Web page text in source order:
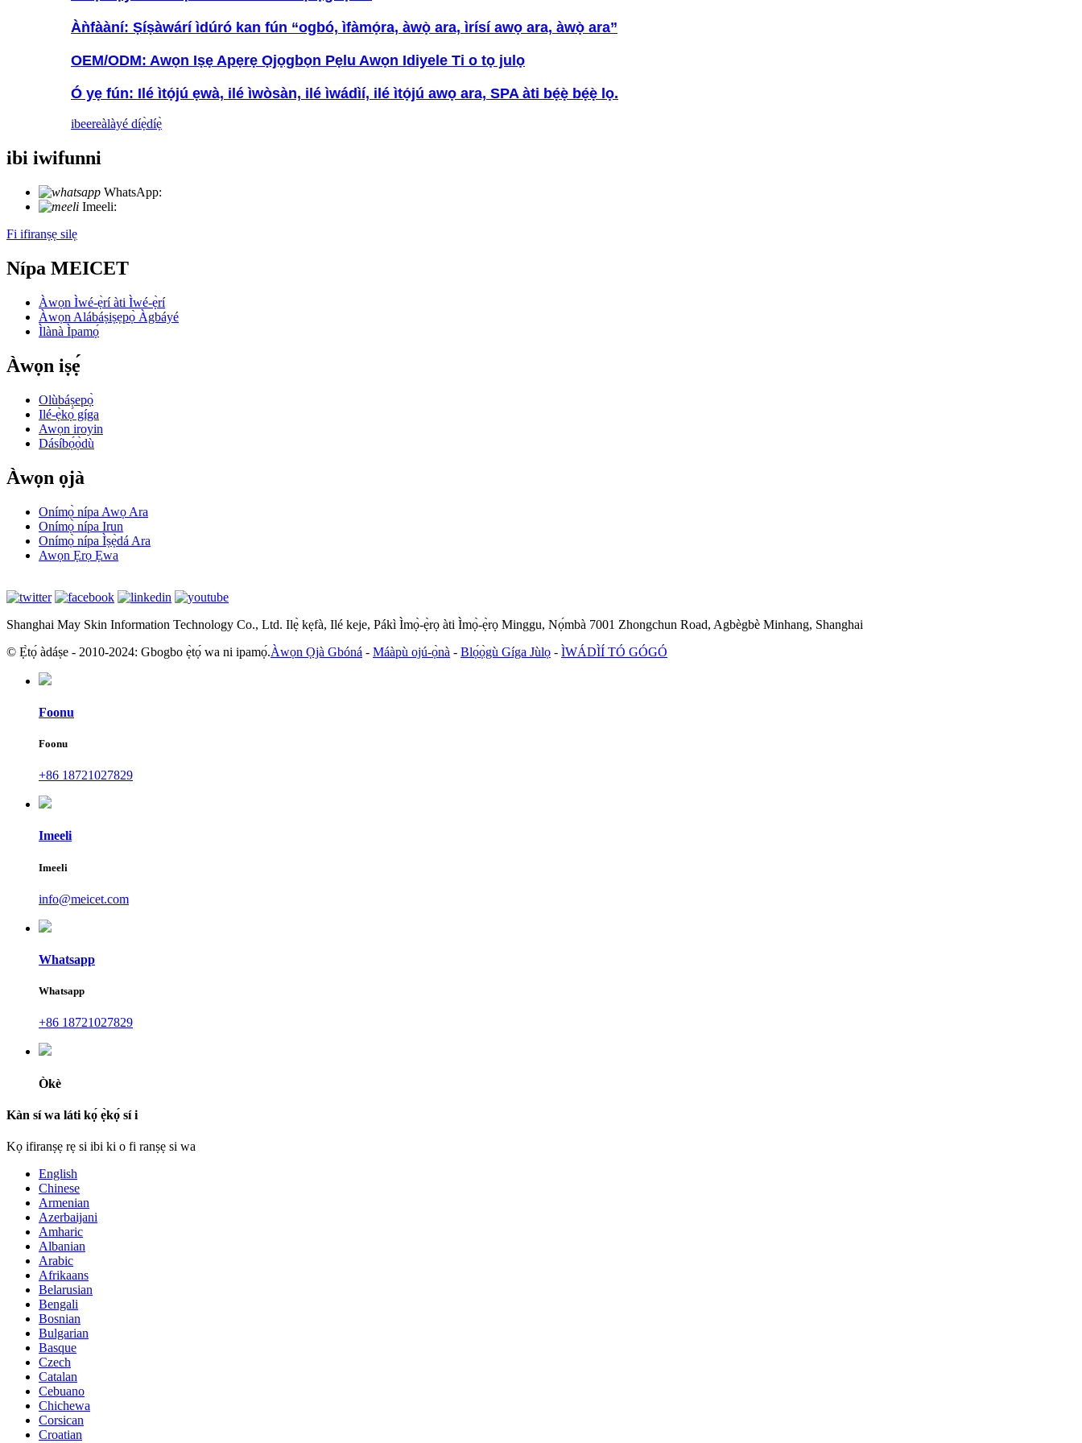
Àǹfààní: Ṣíṣàwárí ìdúró kan fún “ogbó, ìfàmọ́ra, àwọ̀ ara, ìrísí awọ ara, àwọ̀ ara”
OEM/ODM: Awọn Iṣẹ Apẹrẹ Ọjọgbọn Pẹlu Awọn Idiyele Ti o tọ julọ
Ó yẹ fún: Ilé ìtọ́jú ẹwà, ilé ìwòsàn, ilé ìwádìí, ilé ìtọ́jú awọ ara, SPA àti bẹ́ẹ̀ bẹ́ẹ̀ lọ.
ibeereàlàyé díẹ̀díẹ̀
ibi iwifunni
WhatsApp:
Imeeli:
Fi ifiranṣẹ silẹ
Nípa MEICET
Àwọn Ìwé-ẹ̀rí àti Ìwé-ẹ̀rí
Àwọn Alábáṣiṣẹpọ̀ Àgbáyé
Ìlànà Ìpamọ́
Àwọn iṣẹ́
Olùbáṣepọ̀
Ilé-ẹ̀kọ́ gíga
Awọn iroyin
Dásíbọ́ọ̀dù
Àwọn ọjà
Onímọ̀ nípa Awọ Ara
Onímọ̀ nípa Irun
Onímọ̀ nípa Ìṣẹ̀dá Ara
Awọn Ẹrọ Ẹwa
Shanghai May Skin Information Technology Co., Ltd. Ilẹ̀ kẹfà, Ilé keje, Pákì Ìmọ̀-ẹ̀rọ àti Ìmọ̀-ẹ̀rọ Minggu, Nọ́mbà 7001 Zhongchun Road, Agbègbè Minhang, Shanghai
© Ẹ̀tọ́ àdáṣe - 2010-2024: Gbogbo ẹ̀tọ́ wa ni ipamọ́.Àwọn Ọjà Gbóná - Máàpù ojú-ọ̀nà - Blọ́ọ̀gù Gíga Jùlọ - ÌWÁDÌÍ TÓ GÓGÓ
Foonu
Foonu
+86 18721027829
Imeeli
Imeeli
info@meicet.com
Whatsapp
Whatsapp
+86 18721027829
Òkè
Kàn sí wa láti kọ́ ẹ̀kọ́ sí i
Kọ ifiranṣẹ rẹ si ibi ki o fi ranṣẹ si wa
English
Chinese
Armenian
Azerbaijani
Amharic
Albanian
Arabic
Afrikaans
Belarusian
Bengali
Bosnian
Bulgarian
Basque
Czech
Catalan
Cebuano
Chichewa
Corsican
Croatian